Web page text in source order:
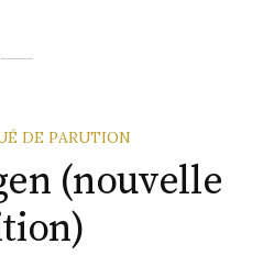
DE PARUTION
(nouvelle